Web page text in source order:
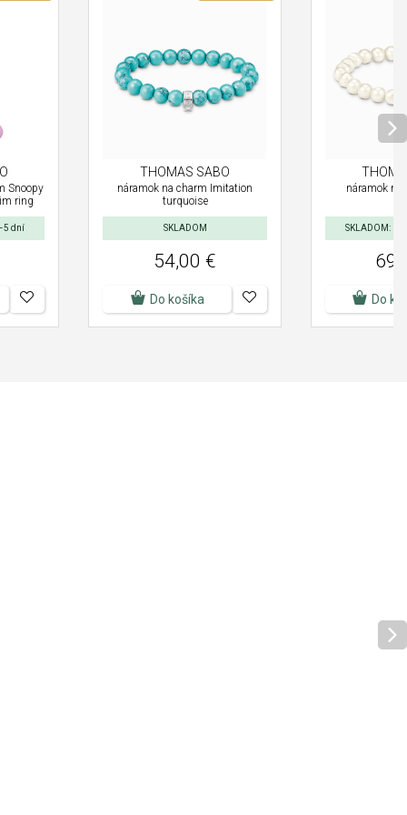
Snoopy
ring
dní
THOMAS SABO
náramok na charm Imitation
turquoise
SKLADOM
54,00 €
Do košíka
náramok na
SKLADOM:
Do